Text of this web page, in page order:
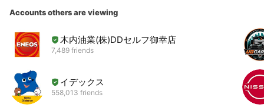
Accounts others are viewing
木内油業(株)DDセルフ御幸店
7,489 friends
イデックス
558,013 friends